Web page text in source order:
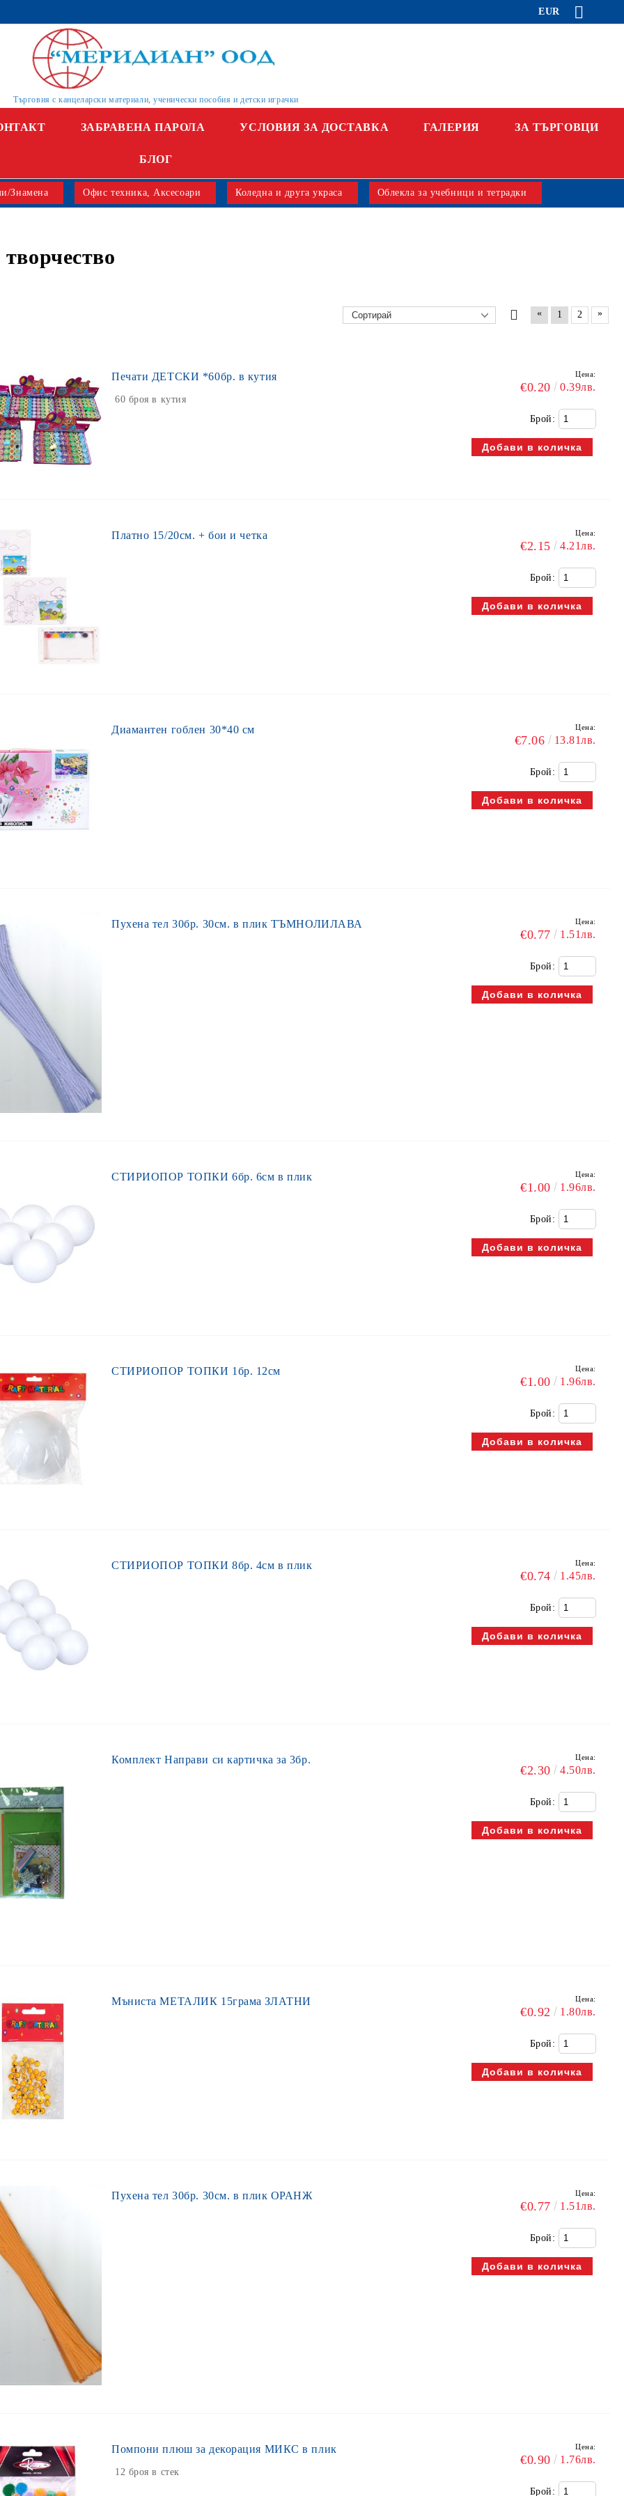
EUR
Търговия с канцеларски материали, ученически пособия и детски играчки
ЗАБРАВЕНА ПАРОЛА УСЛОВИЯ ЗА ДОСТАВКА ГАЛЕРИЯ ЗА ТЪРГОВЦИ
БЛОГ
Знамена Офис техника, Аксесоари Коледна и друга украса Облекла за учебници и тетрадки
« 1 2 »
Печати ДЕТСКИ *60бр. в кутия
60 броя в кутия
Цена:
€0.20 0.39лв.
Брой:
Платно 15/20см. + бои и четка Цена:
€2.15 4.21лв.
Брой:
Диамантен гоблен 30*40 см Цена:
€7.06 13.81лв.
Брой:
Пухена тел 30бр. 30см. в плик ТЪМНОЛИЛАВА Цена:
€0.77 1.51лв.
Брой:
СТИРИОПОР ТОПКИ 6бр. 6см в плик Цена:
€1.00 1.96лв.
Брой:
СТИРИОПОР ТОПКИ 1бр. 12см Цена:
€1.00 1.96лв.
Брой:
СТИРИОПОР ТОПКИ 8бр. 4см в плик Цена:
€0.74 1.45лв.
Брой:
Комплект Направи си картичка за 3бр. Цена:
€2.30 4.50лв.
Брой:
Мъниста МЕТАЛИК 15грама ЗЛАТНИ Цена:
€0.92 1.80лв.
Брой:
Пухена тел 30бр. 30см. в плик ОРАНЖ Цена:
€0.77 1.51лв.
Брой:
Помпони плюш за декорация МИКС в плик
12 броя в стек
Цена:
€0.90 1.76лв.
Брой: